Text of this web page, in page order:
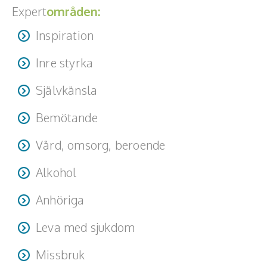
Expertområden:
Inspiration
Inre styrka
Självkänsla
Bemötande
Vård, omsorg, beroende
Alkohol
Anhöriga
Leva med sjukdom
Missbruk